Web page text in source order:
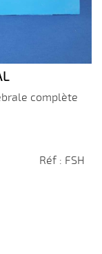
complète
Réf : FSH